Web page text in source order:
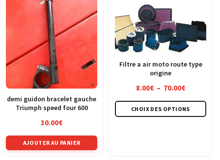
demi guidon bracelet gauche
Triumph speed four 600
30.00€
AJOUTER AU PANIER
Filtre a air moto route type
origine
8.00€ – 70.00€Plage
de
prix :
CHOIX DES OPTIONS
Ce